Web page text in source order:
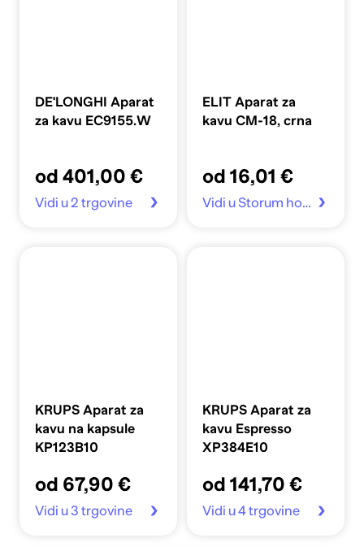
DE'LONGHI Aparat
za kavu EC9155.W
od 401,00 €
Vidi u 2 trgovine
ELIT Aparat za
kavu CM-18, crna
od 16,01 €
Vidi u Storum home
KRUPS Aparat za
kavu na kapsule
KP123B10
od 67,90 €
Vidi u 3 trgovine
KRUPS Aparat za
kavu Espresso
XP384E10
od 141,70 €
Vidi u 4 trgovine